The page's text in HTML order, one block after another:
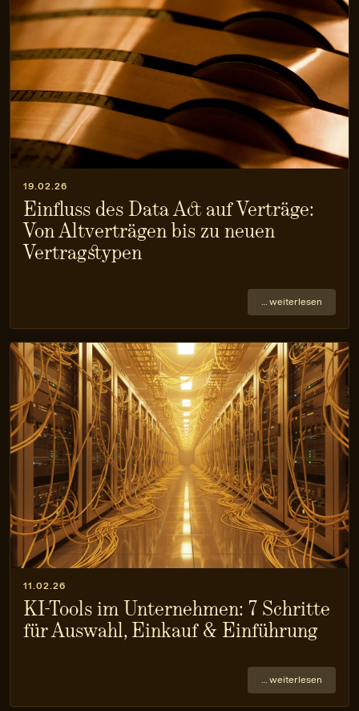
19.02.26
Einfluss des Data Act auf Verträge:
Von Altverträgen bis zu neuen
Vertragstypen
… weiterlesen
11.02.26
KI-Tools im Unternehmen: 7 Schritte
für Auswahl, Einkauf & Einführung
… weiterlesen